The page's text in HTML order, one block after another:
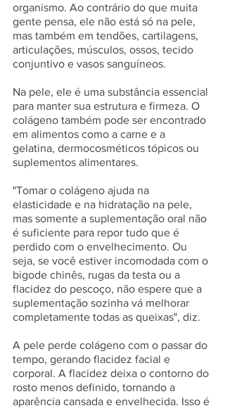
organismo. Ao contrário do que muita
gente pensa, ele não está só na pele,
mas também em tendões, cartilagens,
articulações, músculos, ossos, tecido
conjuntivo e vasos sanguíneos.
Na pele, ele é uma substância essencial
para manter sua estrutura e firmeza. O
colágeno também pode ser encontrado
em alimentos como a carne e a
gelatina, dermocosméticos tópicos ou
suplementos alimentares.
"Tomar o colágeno ajuda na
elasticidade e na hidratação na pele,
mas somente a suplementação oral não
é suficiente para repor tudo que é
perdido com o envelhecimento. Ou
seja, se você estiver incomodada com o
bigode chinês, rugas da testa ou a
flacidez do pescoço, não espere que a
suplementação sozinha vá melhorar
completamente todas as queixas", diz.
A pele perde colágeno com o passar do
tempo, gerando flacidez facial e
corporal. A flacidez deixa o contorno do
rosto menos definido, tornando a
aparência cansada e envelhecida. Isso é